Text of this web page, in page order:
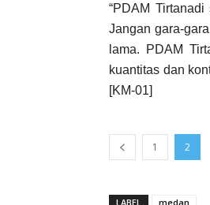
“PDAM
Jangan gara-
lama. PDAM
kuantitas dan
[KM-01]
1 2
LABEL medan